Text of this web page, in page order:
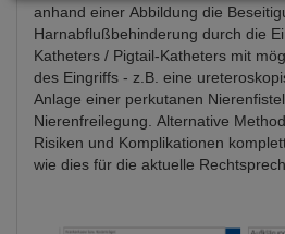
anhand einer Abbildung die
Harnabflußbehinderung durch die
Katheters / Pigtail-Katheters mit
des Eingriffs - z.B. eine
Anlage einer perkutanen
Nierenfreilegung. Alternative
Risiken und Komplikationen
wie dies für die aktuelle